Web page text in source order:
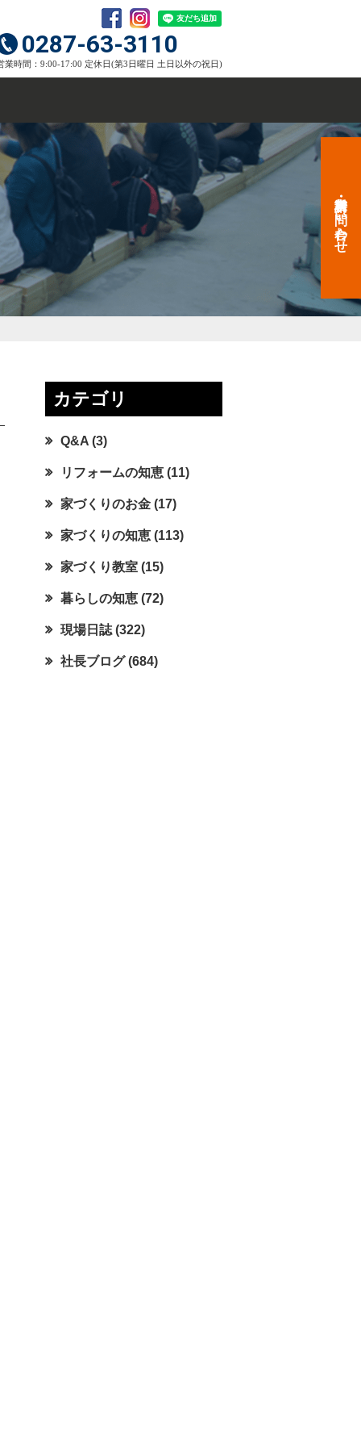
0287-63-3110
業時間：9:00-17:00 定休日(第3日曜日 土日以外の祝日)
資料請求・お問い合わせ
カテゴリ
Q&A (3)
リフォームの知恵 (11)
家づくりのお金 (17)
家づくりの知恵 (113)
家づくり教室 (15)
暮らしの知恵 (72)
現場日誌 (322)
社長ブログ(684)